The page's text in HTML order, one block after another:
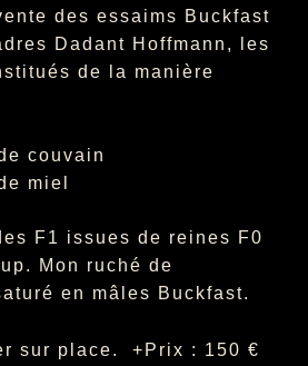
des essaims Buckfast
Dadant Hoffmann,
les
de la manière
couvain
miel
F1 issues de reines F0
Mon ruché de
en mâles Buckfast.
sur place. +Prix : 150 €